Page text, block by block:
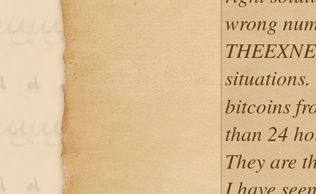
wrong
bitcoins
than 24
They are
I have